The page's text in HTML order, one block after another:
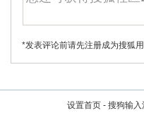
*发表评论前请先注册成为搜狐
设置首页 - 搜狗输入